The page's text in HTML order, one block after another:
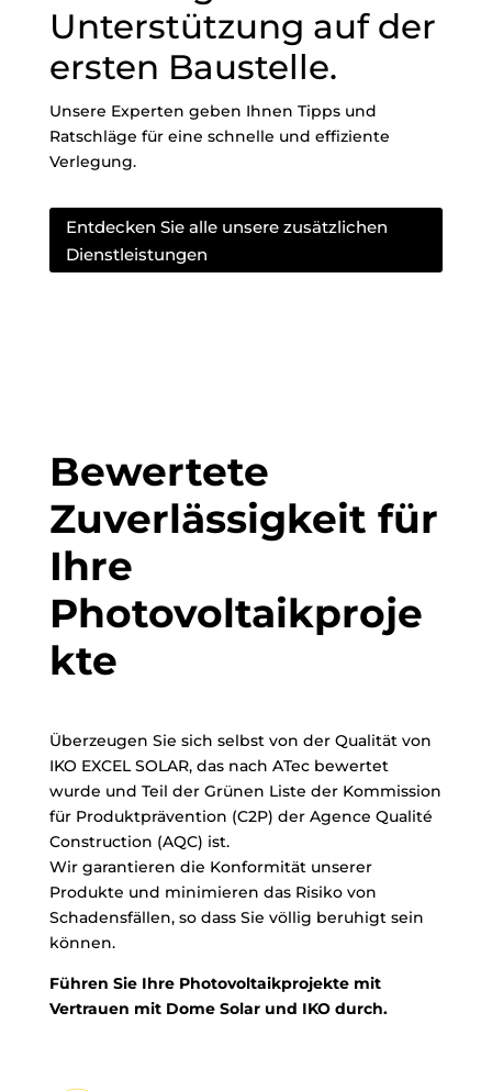
Unterstützung auf der
ersten Baustelle.
Unsere Experten geben Ihnen Tipps und
Ratschläge für eine schnelle und effiziente
Verlegung.
Entdecken Sie alle unsere zusätzlichen
Dienstleistungen
Bewertete
Zuverlässigkeit für
Ihre
Photovoltaikproje
kte
Überzeugen Sie sich selbst von der Qualität von
IKO EXCEL SOLAR, das nach ATec bewertet
wurde und Teil der Grünen Liste der Kommission
für Produktprävention (C2P) der Agence Qualité
Construction (AQC) ist.
Wir garantieren die Konformität unserer
Produkte und minimieren das Risiko von
Schadensfällen, so dass Sie völlig beruhigt sein
können.
Führen Sie Ihre Photovoltaikprojekte mit
Vertrauen mit Dome Solar und IKO durch.